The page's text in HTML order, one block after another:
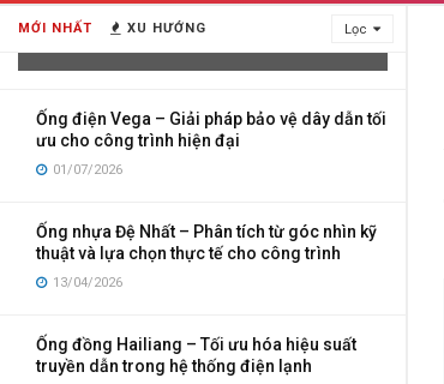
MỚI NHẤT XU HƯỚNG Lọc
Every Handmade Creation
Ống điện Vega – Giải pháp bảo vệ dây dẫn tối
ưu cho công trình hiện đại
01/07/2026
Ống nhựa Đệ Nhất – Phân tích từ góc nhìn kỹ
thuật và lựa chọn thực tế cho công trình
13/04/2026
Ống đồng Hailiang – Tối ưu hóa hiệu suất
truyền dẫn trong hệ thống điện lạnh